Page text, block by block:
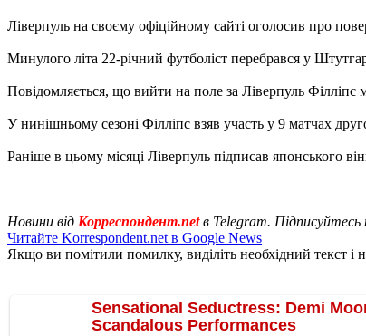
Ліверпуль на своєму офіційному сайті оголосив про
Минулого літа 22-річний футболіст перебрався у
Повідомляється, що вийти на поле за Ліверпуль Філліпс
У нинішньому сезоні Філліпс взяв участь у 9 матчах
Раніше в цьому місяці Ліверпуль підписав японського
Новини від Корреспондент.netв Telegram.
Читайте Korrespondent.net в Google News
Якщо ви помітили помилку, виділіть необхідний текст